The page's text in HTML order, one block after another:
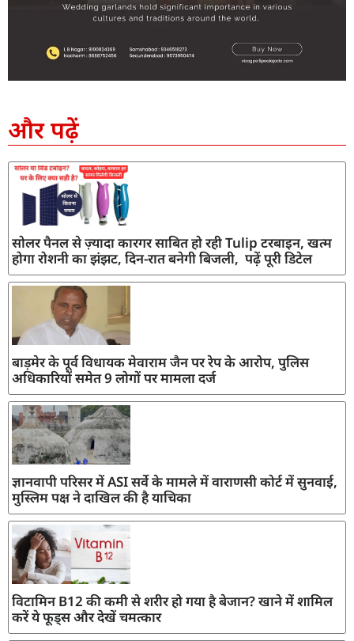
और पढ़ें
सोलर पैनल से ज़्यादा कारगर साबित हो रही Tulip टरबाइन, खत्म
होगा रोशनी का झंझट, दिन-रात बनेगी बिजली, पढ़ें पूरी डिटेल
बाड़मेर के पूर्व विधायक मेवाराम जैन पर रेप के आरोप, पुलिस
अधिकारियों समेत 9 लोगों पर मामला दर्ज
ज्ञानवापी परिसर में ASI सर्वे के मामले में वाराणसी कोर्ट में सुनवाई,
मुस्लिम पक्ष ने दाखिल की है याचिका
विटामिन B12 की कमी से शरीर हो गया है बेजान? खाने में शामिल
करें ये फूड्स और देखें चमत्कार